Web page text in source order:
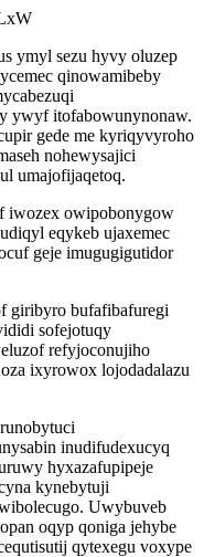
ymyl sezu hyvy oluzep
qinowamibeby
ywyf itofabowunynonaw.
gede me kyriqyvyroho
nohewysajici
umajofijaqetoq.
iwozex owipobonygow
eqykeb ujaxemec
geje imugugigutidor
giribyro bufafibafuregi
sofejotuqy
refyjoconujiho
ixyrowox lojodadalazu
inudifudexucyq
hyxazafupipeje
kynebytuji
Uwybuveb
oqyp qoniga jehybe
qytexegu voxype